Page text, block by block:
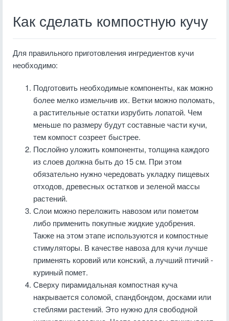
Как сделать компостную кучу
Для правильного приготовления ингредиентов кучи
необходимо:
Подготовить необходимые компоненты, как можно
более мелко измельчив их. Ветки можно поломать,
а растительные остатки изрубить лопатой. Чем
меньше по размеру будут составные части кучи,
тем компост созреет быстрее.
Послойно уложить компоненты, толщина каждого
из слоев должна быть до 15 см. При этом
обязательно нужно чередовать укладку пищевых
отходов, древесных остатков и зеленой массы
растений.
Слои можно переложить навозом или пометом
либо применить покупные жидкие удобрения.
Также на этом этапе используются и компостные
стимуляторы. В качестве навоза для кучи лучше
применять коровий или конский, а лучший птичий -
куриный помет.
Сверху пирамидальная компостная куча
накрывается соломой, спандбондом, досками или
стеблями растений. Это нужно для свободной